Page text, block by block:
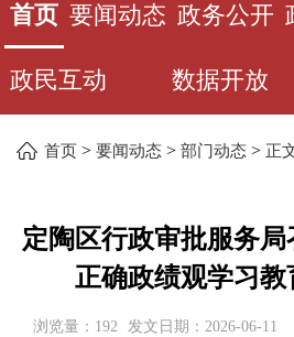
首页 要闻动态 政务公开
政民互动 数据开放
首页 > 要闻动态 > 部门动态 > 正
定陶区行政审批服务
正确政绩观学习
浏览量： 192 发文日期： 2026-06-11